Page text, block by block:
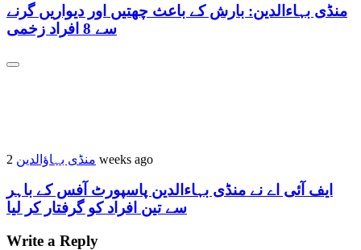
منڈی بہاءالدین: بارش کے باعث چھتیں اور دیواریں گرنے
سے 8 افراد زخمی
منڈی بہاؤالدین 2 weeks ago
ایف آئی اے نے منڈی بہاءالدین پاسپورٹ آفس کے باہر
سے تین افراد کو گرفتار کر لیا
Write a Reply